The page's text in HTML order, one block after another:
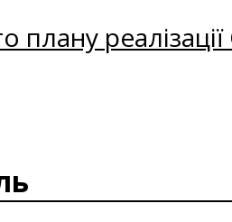
реалізації